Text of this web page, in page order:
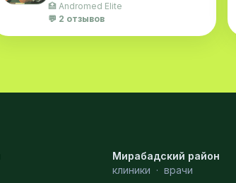
🏥 Andromed Elite
💬 2 отзывов
Мирабадский район
клиники · врачи